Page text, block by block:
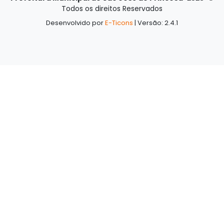
Todos os direitos Reservados
Desenvolvido porE-Ticons | Versão: 2.4.1